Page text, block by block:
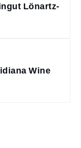
Lönartz-
Wine